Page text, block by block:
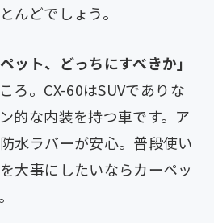
んどでしょう。
ット、どっちにすべきか」
ろ。CX-60はSUVでありな
的な内装を持つ車です。ア
水ラバーが安心。普段使い
大事にしたいならカーペッ